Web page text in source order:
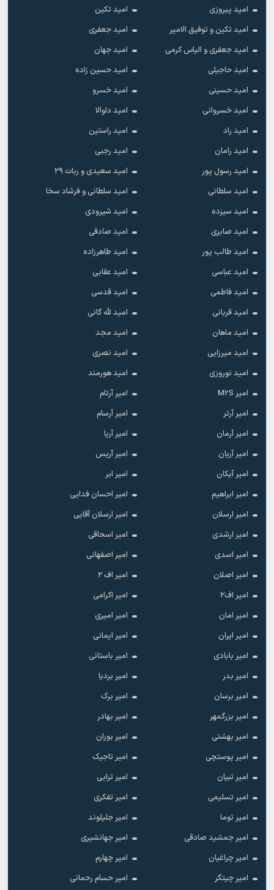
امید پیروزی
امید تکین
امید تکین و توفیق الامیر
امید جعفری
امید جعفری و الیاس کرمی
امید جهان
امید حاجیلی
امید حسین زاده
امید حسینی
امید خسرو
امید خسروانی
امید داوالا
امید راد
امید راستین
امید رامان
امید رجبی
امید رسول پور
امید سعیدی و ربات ۲۹
امید سلطانی
امید سلطانی و فرشاد سخا
امید سیزده
امید شیرودی
امید صابری
امید صادقی
امید طالب پور
امید طاهرزاده
امید عباسی
امید عقابی
امید فاطمی
امید قدسی
امید قربانی
امید لله گانی
امید ماهان
امید مجد
امید میرزایی
امید نصری
امید نوروزی
امید هورمند
امیر M2S
امیر آرتام
امیر آرتر
امیر آرسام
امیر آرمان
امیر آریا
امیر آریان
امیر آریس
امیر آیکان
امیر ابر
امیر ابراهیم
امیر احسان فدایی
امیر ارسلان
امیر ارسلان آقایی
امیر ارشدی
امیر اسحاقی
امیر اسدی
امیر اصفهانی
امیر اصلان
امیر اف ۲
امیر اف۲
امیر اکرامی
امیر امان
امیر امیری
امیر ایران
امیر ایمانی
امیر بابادی
امیر باستانی
امیر بدر
امیر بردیا
امیر برسان
امیر برک
امیر بزرگمهر
امیر بهادر
امیر بهشتی
امیر بوران
امیر پوستچی
امیر تاجیک
امیر تبیان
امیر ترابی
امیر تسلیمی
امیر تفکری
امیر توما
امیر جلیلوند
امیر جمشید صادقی
امیر جهانشیری
امیر چراغیان
امیر چهارم
امیر چیتگر
امیر حسام رحمانی